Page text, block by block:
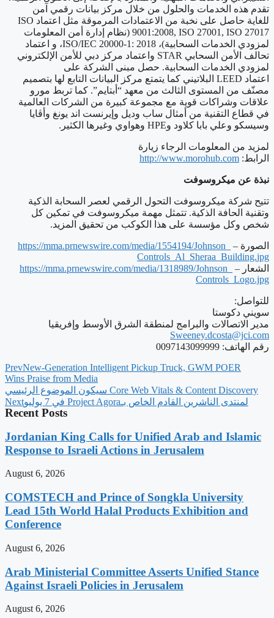
تقدم هذه الخدمات والحلول من خلال مركز بيانات رقمي آمن
للغاية حاصل على نخبة من الاعتمادات المرموقة مثل اعتماد ISO
9001:2008, ISO 27001, ISO 27017 (نظام إدارة أمن المعلومات
لمزودي الخدمات السحابية)، ISO/IEC 20000-1: 2018، و اعتماد
تحالف الأمن السحابي STAR واعتماد مركز دبي للأمن الإلكتروني
لمزودي الخدمات السحابية. حصل مبنى الشركة على
اعتماد LEED البلاتيني كما يتمتع مركز البيانات التابع لها بتصميم
مصنّف من المستوى الثالث من معهد “أبتايم”. كما تربط مورو
علاقات وشراكات قوية مع مجموعة كبيرة من الشركات العالمية
في قطاع التقنية من أمثال ساب وديل وإيرنست اند يونغ وأڤايا
وسيسكو وعلي بابا كلاود وHPE وهواوي وغيرها الكثير.
لمزيد من المعلومات الرجاء زيارة
الرابط: http://www.morohub.com
نبذة عن ميكروسوفت
تتيح شركة ميكروسوفت التحول الرقمي لعصر السحابة الذكية
وتقنية الحافة الذكية. تتمثل مهمة ميكروسوفت في تمكين كل
شخص وكل مؤسسة على هذا الكوكب من تحقيق المزيد.
الصورة – https://mma.prnewswire.com/media/1554194/Johnson_
Controls_Al_Sheraa_Building.jpg
الشعار –
https://mma.prnewswire.com/media/1318989/Johnson_
Controls_Logo.jpg
للتواصل:
سويني دكوستا
مدير الاتصالات والبرامج لمنطقة الشرق الأوسط وإفريقيا
Sweeney.dcosta@jci.com
رقم الهاتف: ‎0097143099999
PrevNew-Generation Intelligent Pickup Truck, GWM POER
Wins Praise from Media
‫Core Web Vitals & Content Discovery سيكون الموضوع الرئيسي
لمنتدى الناشرين القادم الخاص بـProject Agora في 7 يوليو
Next
Recent Posts
Jordanian King Calls for Unified Arab and Islamic
Response to Israeli Actions in Jerusalem
August 6, 2026
COMSTECH and Prince of Songkla University
Lead 15th World Halal Products Exhibition and
Conference
August 6, 2026
Arab Ministerial Committee Asserts Unified Stance
Against Israeli Policies in Jerusalem
August 6, 2026